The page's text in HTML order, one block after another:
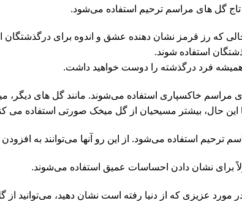
گل های مراسم ترحیم استفاده می‌شود.
که رز قرمز نشان دهنده عشق و اندوه برای درگذشتگان
استفاده شوند.
فرد درگذشته را دوست خواهید داشت.
های مراسم خاکسپاری استفاده می‌شوند. مانند گل های
حال، بیشتر مسیحیان از گل میخک صورتی استفاده می
ترحیم استفاده می‌شود. از این رو آنها می‌توانند به
برای نشان دادن احساسات عمیق استفاده می‌شوند.
مورد عزیزی که از دنیا رفته است نشان دهید، می‌توانید